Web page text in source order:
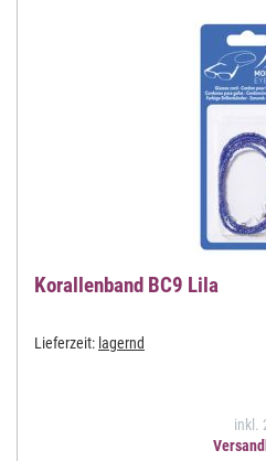
Korallenband BC9 Lila
Lieferzeit: lagernd
inkl.